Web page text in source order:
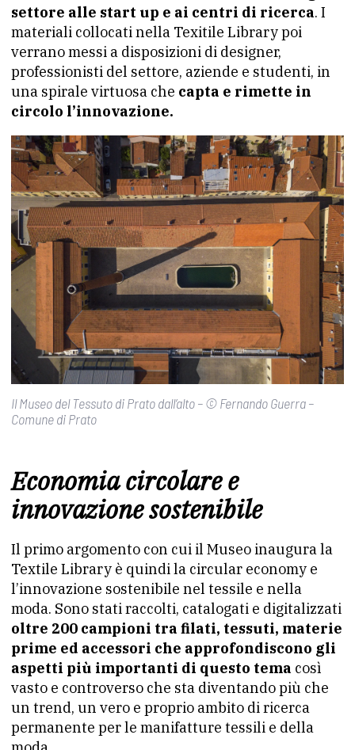
settore alle start up e ai centri di ricerca. I
materiali collocati nella Texitile Library poi
verrano messi a disposizioni di designer,
professionisti del settore, aziende e studenti, in
una spirale virtuosa che capta e rimette in
circolo l’innovazione.
Il Museo del Tessuto di Prato dall’alto – © Fernando Guerra –
Comune di Prato
Economia circolare e
innovazione sostenibile
Il primo argomento con cui il Museo inaugura la
Textile Library è quindi la circular economy e
l’innovazione sostenibile nel tessile e nella
moda. Sono stati raccolti, catalogati e digitalizzati
oltre 200 campioni tra filati, tessuti, materie
prime ed accessori che approfondiscono gli
aspetti più importanti di questo tema così
vasto e controverso che sta diventando più che
un trend, un vero e proprio ambito di ricerca
permanente per le manifatture tessili e della